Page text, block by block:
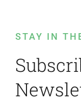
STAY IN